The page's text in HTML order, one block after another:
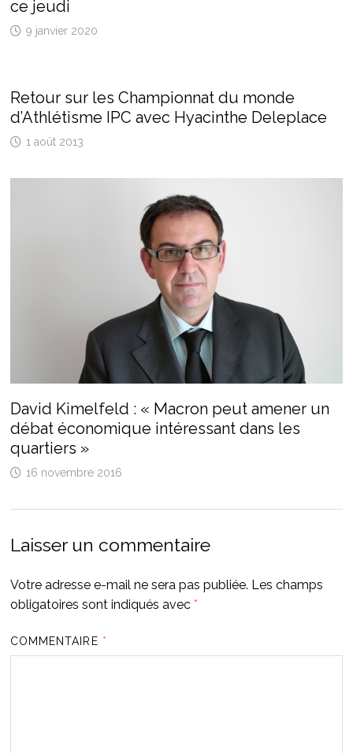
ce jeudi
9 janvier 2020
Retour sur les Championnat du monde
d’Athlétisme IPC avec Hyacinthe Deleplace
1 août 2013
David Kimelfeld : « Macron peut amener un
débat économique intéressant dans les
quartiers »
16 novembre 2016
Laisser un commentaire
Votre adresse e-mail ne sera pas publiée. Les champs
obligatoires sont indiqués avec *
COMMENTAIRE *